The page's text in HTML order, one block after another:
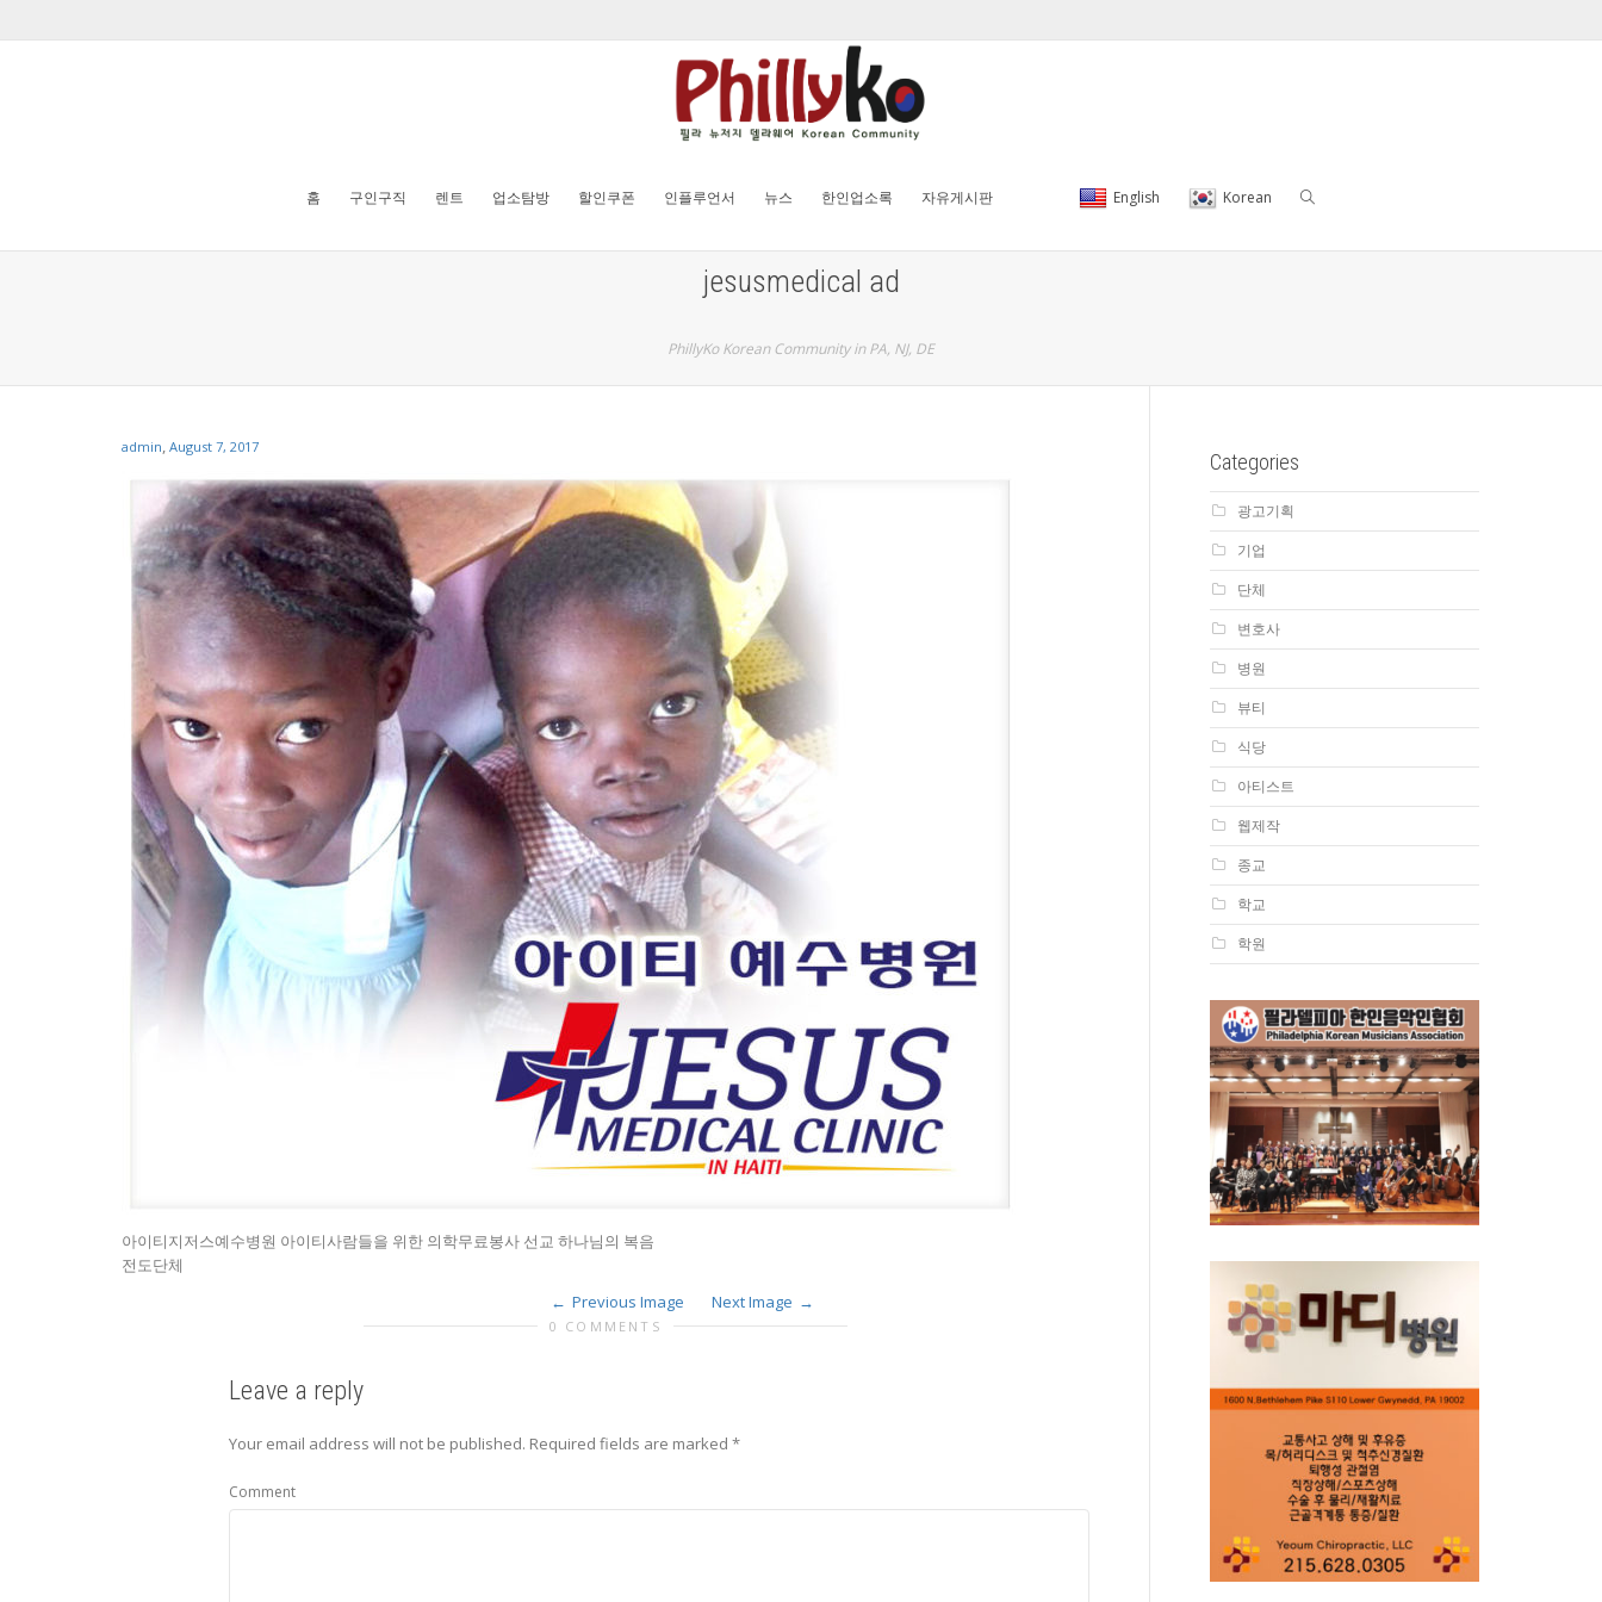
홈 구인구직 렌트 업소탐방 할인쿠폰 인플루언서 뉴스 한인업소록 자유게시판 English Korean
jesusmedical ad
PhillyKo Korean Community in PA, NJ, DE
admin, August 7, 2017
아이티지저스예수병원 아이티사람들을 위한 의학무료봉사 선교 하나님의 복음
전도단체
Previous Image
Next Image
0 COMMENTS
Leave a reply
Your email address will not be published. Required fields are marked *
Comment
Categories
광고기획
기업
단체
변호사
병원
뷰티
식당
아티스트
웹제작
종교
학교
학원